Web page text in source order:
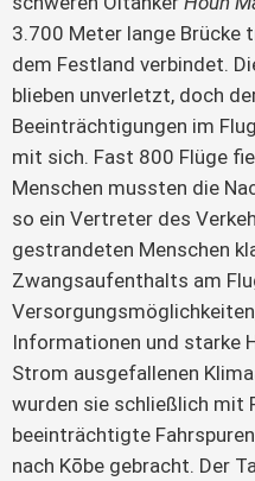
3.700 Meter lange Brücke
dem Festland verbindet.
blieben unverletzt, doch
Beeinträchtigungen im
mit sich. Fast 800 Flüge
Menschen mussten die
so ein Vertreter des
gestrandeten Menschen
Zwangsaufenthalts am
Informationen und starke
Strom ausgefallenen
wurden sie schließlich mit
beeinträchtigte
nach Kōbe gebracht. Der